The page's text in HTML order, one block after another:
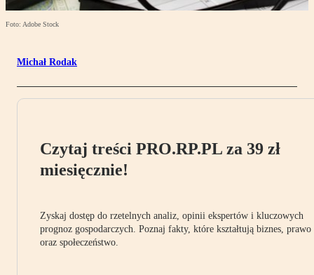
Foto: Adobe Stock
Michał Rodak
Czytaj treści PRO.RP.PL za 39 zł
miesięcznie!
Zyskaj dostęp do rzetelnych analiz, opinii ekspertów i kluczowych
prognoz gospodarczych. Poznaj fakty, które kształtują biznes, prawo
oraz społeczeństwo.